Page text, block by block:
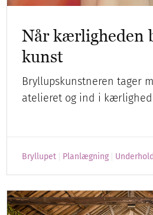
Når kærligheden
kunst
Bryllupskunstneren tager
atelieret og ind i
Bryllupet Planlægning